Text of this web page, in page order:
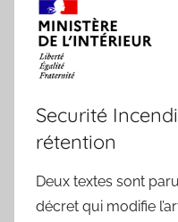
Securité
rétention
Deux textes sont
décret qui modifie